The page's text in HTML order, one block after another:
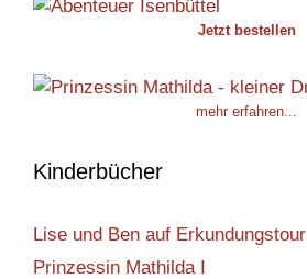
Jetzt bestellen
mehr erfahren...
Kinderbücher
Lise und Ben auf Erkundungstour
Prinzessin Mathilda I